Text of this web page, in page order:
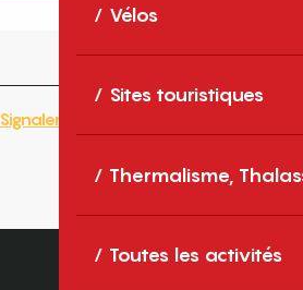
Vélos
Sites touristiques
Thermalisme,
Toutes les activités
Signaler une erreur